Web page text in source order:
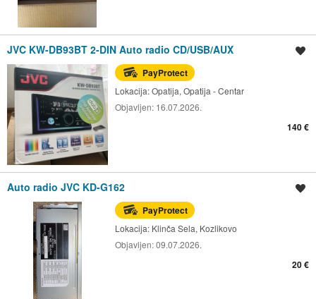
JVC KW-DB93BT 2-DIN Auto radio CD/USB/AUX
PayProtect
Lokacija:Opatija, Opatija - Centar
Objavljen: 16.07.2026.
140 €
Auto radio JVC KD-G162
PayProtect
Lokacija: Klinča Sela, Kozlikovo
Objavljen:09.07.2026.
20 €